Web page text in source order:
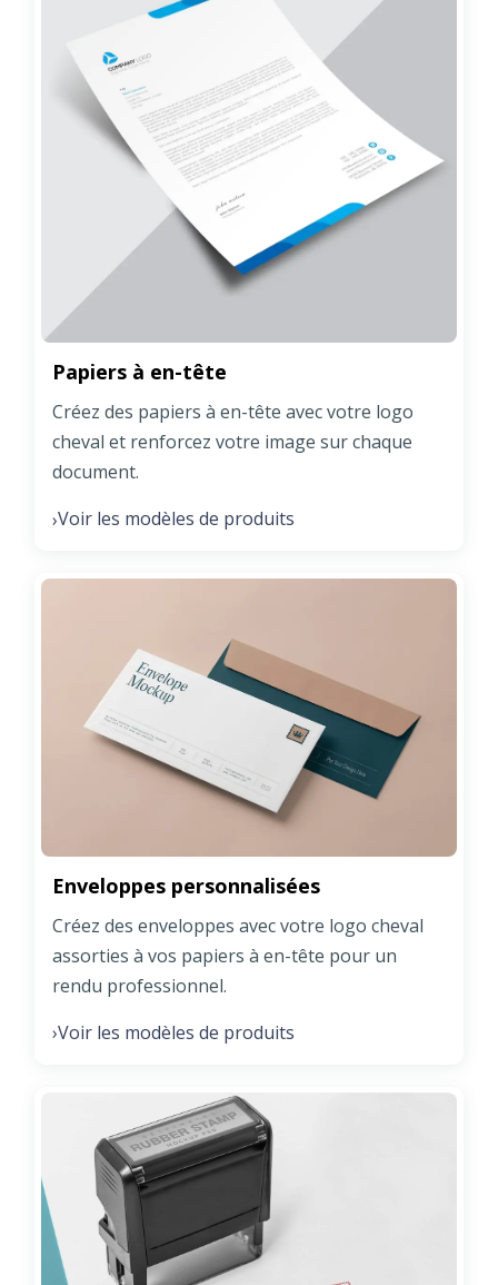
Papiers à en-tête
Créez des papiers à en-tête avec votre logo
cheval et renforcez votre image sur chaque
document.
›Voir les modèles de produits
Enveloppes personnalisées
Créez des enveloppes avec votre logo cheval
assorties à vos papiers à en-tête pour un
rendu professionnel.
›Voir les modèles de produits